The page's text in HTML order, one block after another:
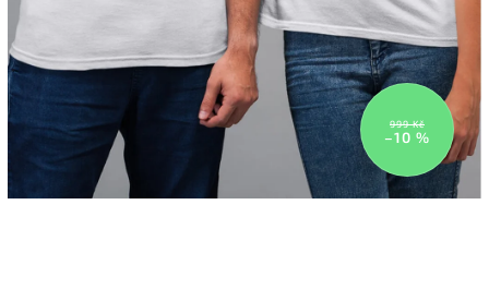
999 Kč
–10 %